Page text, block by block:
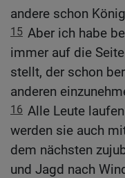
andere schon
15 Aber ich habe
immer auf die
stellt, der schon
anderen
16 Alle Leute
werden sie auch
dem nächsten
und Jagd nach